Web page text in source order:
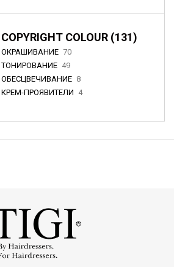
COPYRIGHT COLOUR (131)
ОКРАШИВАНИЕ 70
ТОНИРОВАНИЕ 49
ОБЕСЦВЕЧИВАНИЕ 8
КРЕМ-ПРОЯВИТЕЛИ 4